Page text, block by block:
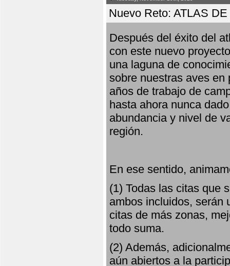
Nuevo Reto: ATLAS
Después del éxito del
con este nuevo
una laguna de
sobre nuestras aves en
años de trabajo de
hasta ahora nunca
abundancia y nivel de
región.
En ese sentido,
(1) Todas las citas que
ambos incluidos, serán
citas de más zonas,
todo suma.
(2) Además,
aún abiertos a la